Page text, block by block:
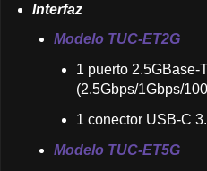
Interfaz
Modelo TUC-ET2G
1 puerto 2.5GBase-
(2.5Gbps/1Gbps/
1 conector USB-C
Modelo TUC-ET5G